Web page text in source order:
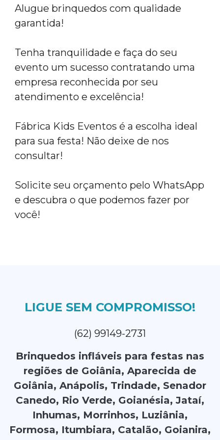
Alugue brinquedos com qualidade
garantida!
Tenha tranquilidade e faça do seu
evento um sucesso contratando uma
empresa reconhecida por seu
atendimento e excelência!
Fábrica Kids Eventos é a escolha ideal
para sua festa! Não deixe de nos
consultar!
Solicite seu orçamento pelo WhatsApp
e descubra o que podemos fazer por
você!
LIGUE SEM COMPROMISSO!
(62) 99149-2731
Brinquedos infláveis para festas nas
regiões de Goiânia, Aparecida de
Goiânia, Anápolis, Trindade, Senador
Canedo, Rio Verde, Goianésia, Jataí,
Inhumas, Morrinhos, Luziânia,
Formosa, Itumbiara, Catalão, Goianira,